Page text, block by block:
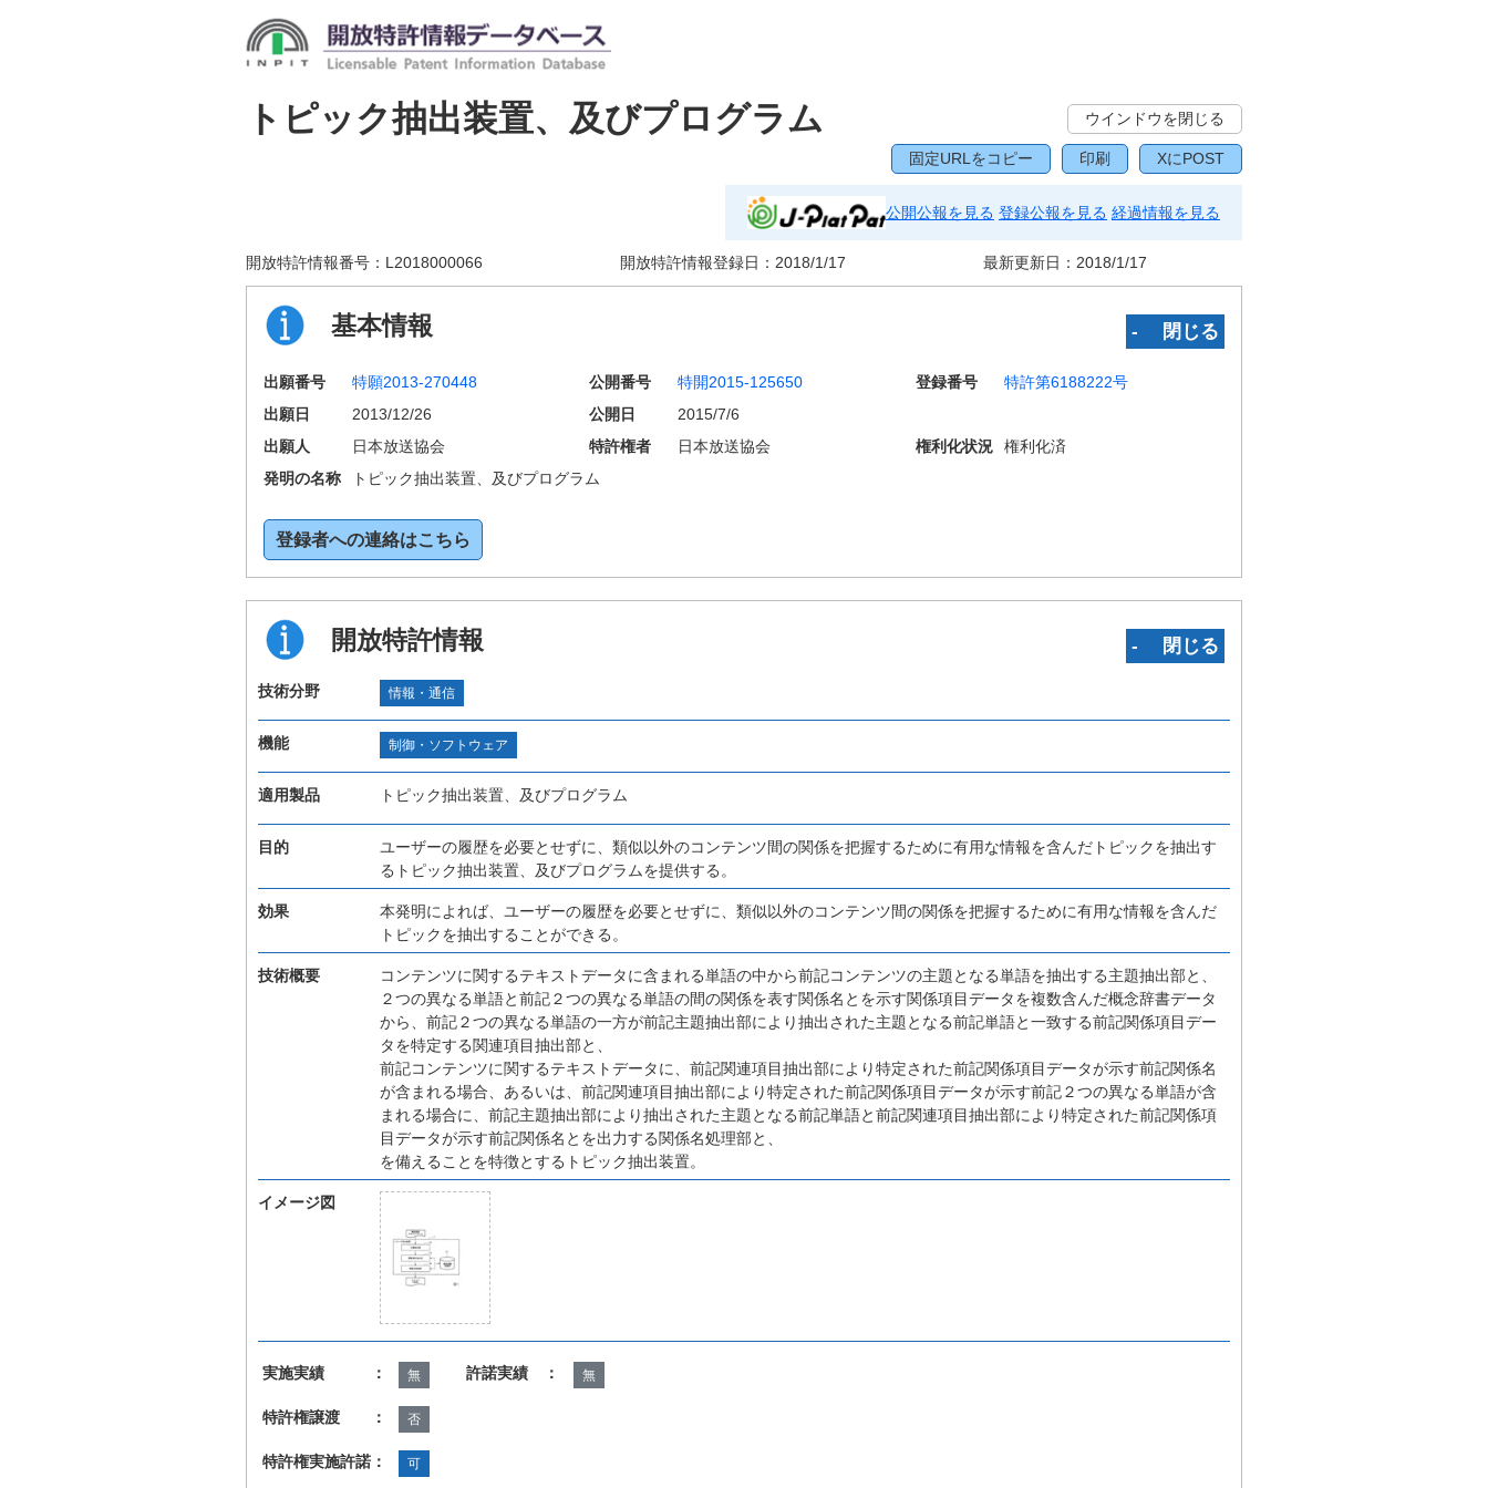
トピック抽出装置、及びプログラム ウインドウを閉じる
固定URLをコピー 印刷 XにPOST
公開公報を見る 登録公報を見る 経過情報を見る
開放特許情報番号： L2018000066 開放特許情報登録日： 2018/1/17 最新更新日： 2018/1/17
基本情報 ‐ 閉じる
出願番号 特願2013-270448 公開番号 特開2015-125650 登録番号
特許第6188222号
出願日
2013/12/26 公開日
2015/7/6
出願人
日本放送協会 特許権者 日本放送協会 権利化状況
権利化済
発明の名称
トピック抽出装置、及びプログラム
登録者への連絡はこちら
開放特許情報 ‐ 閉じる
技術分野 情報・通信
機能 制御・ソフトウェア
適用製品 トピック抽出装置、及びプログラム
目的
ユーザーの履歴を必要とせずに、類似以外のコンテンツ間の関係を把握するために有用な情報を含んだトピックを抽出す
るトピック抽出装置、及びプログラムを提供する。
効果
本発明によれば、ユーザーの履歴を必要とせずに、類似以外のコンテンツ間の関係を把握するために有用な情報を含んだ
トピックを抽出することができる。
技術概要
コンテンツに関するテキストデータに含まれる単語の中から前記コンテンツの主題となる単語を抽出する主題抽出部と、
２つの異なる単語と前記２つの異なる単語の間の関係を表す関係名とを示す関係項目データを複数含んだ概念辞書データ
から、前記２つの異なる単語の一方が前記主題抽出部により抽出された主題となる前記単語と一致する前記関係項目デー
タを特定する関連項目抽出部と、
前記コンテンツに関するテキストデータに、前記関連項目抽出部により特定された前記関係項目データが示す前記関係名
が含まれる場合、あるいは、前記関連項目抽出部により特定された前記関係項目データが示す前記２つの異なる単語が含
まれる場合に、前記主題抽出部により抽出された主題となる前記単語と前記関連項目抽出部により特定された前記関係項
目データが示す前記関係名とを出力する関係名処理部と、
を備えることを特徴とするトピック抽出装置。
イメージ図
実施実績 ： 無 許諾実績 ： 無
特許権譲渡 ： 否
特許権実施許諾： 可